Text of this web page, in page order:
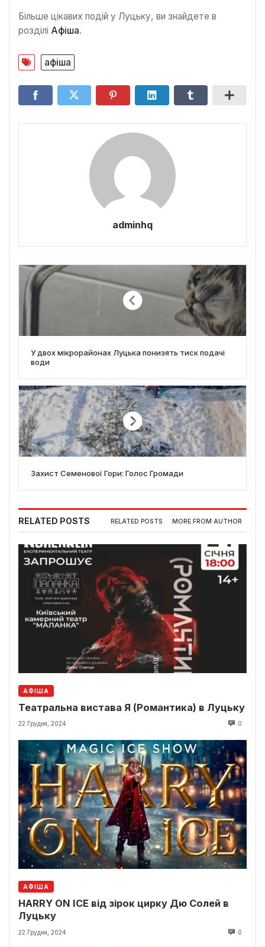
Більше цікавих подій у Луцьку, ви знайдете в
розділі Афіша.
афіша
adminhq
У двох мікрорайонах Луцька понизять тиск подачі
води
Захист Семенової Гори: Голос Громади
RELATED POSTS RELATED POSTS MORE FROM AUTHOR
АФІША
Театральна вистава Я (Романтика) в Луцьку
22 Грудня, 2024 0
АФІША
HARRY ON ICE від зірок цирку Дю Солей в
Луцьку
22 Грудня, 2024 0